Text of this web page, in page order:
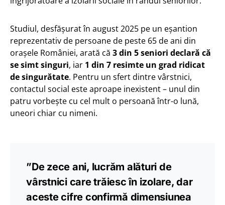
Studiul, desfășurat în august 2025 pe un eșantion
reprezentativ de persoane de peste 65 de ani din
orașele României, arată că 3 din 5 seniori declară că
se simt singuri, iar 1 din 7 resimte un grad ridicat
de singurătate. Pentru un sfert dintre vârstnici,
contactul social este aproape inexistent – unul din
patru vorbește cu cel mult o persoană într-o lună,
uneori chiar cu nimeni.
”De zece ani, lucrăm alături de
vârstnici care trăiesc în izolare, dar
aceste cifre confirmă dimensiunea